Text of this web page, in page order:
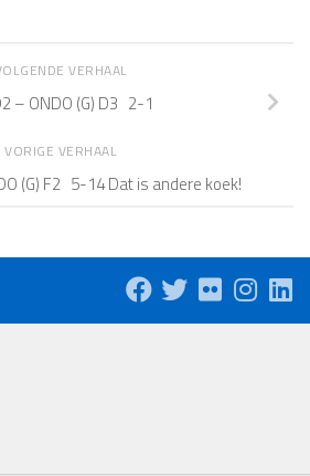
VERHAAL
– ONDO (G) D3 2-1
VORIGE VERHAAL
(G) F2 5-14 Dat is andere koek!